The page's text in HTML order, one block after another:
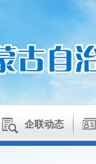
企联动态